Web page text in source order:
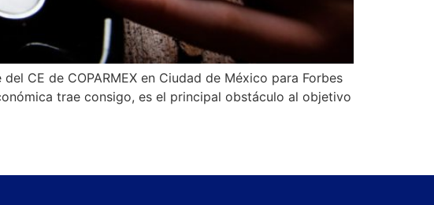
CE de COPARMEX en Ciudad de México para Forbes
trae consigo, es el principal obstáculo al objetivo